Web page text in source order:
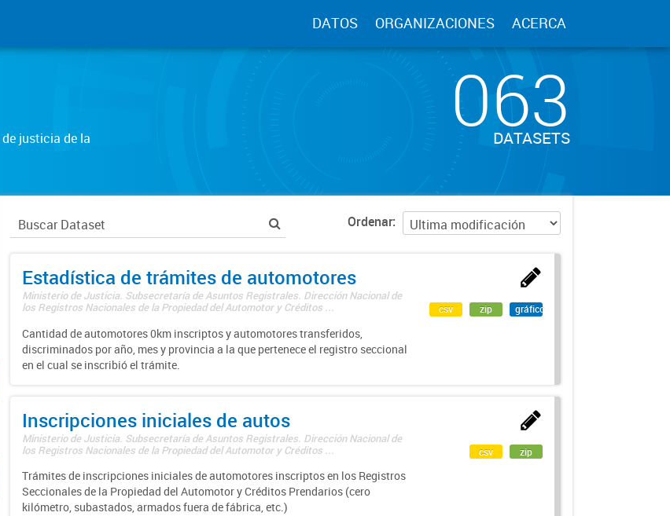
DATOS ORGANIZACIONES ACERCA
justicia de la
063
DATASETS
Ordenar
Estadística de trámites de automotores
Ministerio de Justicia. Subsecretaría de Asuntos Registrales. Dirección Nacional de
los Registros Nacionales de la Propiedad del Automotor y Créditos ...
Cantidad de automotores 0km inscriptos y automotores transferidos,
discriminados por año, mes y provincia a la que pertenece el registro seccional
en el cual se inscribió el trámite.
csv zip gráfico
Inscripciones iniciales de autos
Ministerio de Justicia. Subsecretaría de Asuntos Registrales. Dirección Nacional de
los Registros Nacionales de la Propiedad del Automotor y Créditos ...
Trámites de inscripciones iniciales de automotores inscriptos en los Registros
Seccionales de la Propiedad del Automotor y Créditos Prendarios (cero
kilómetro, subastados, armados fuera de fábrica, etc.)
csv zip